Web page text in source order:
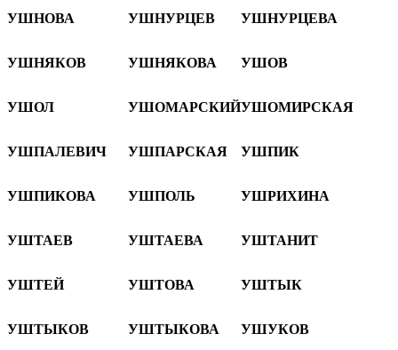
УШНОВА УШНУРЦЕВ УШНУРЦЕВА
УШНЯКОВ УШНЯКОВА УШОВ
УШОЛ УШОМАРСКИЙУШОМИРСКАЯ
УШПАЛЕВИЧ УШПАРСКАЯ УШПИК
УШПИКОВА УШПОЛЬ УШРИХИНА
УШТАЕВ УШТАЕВА УШТАНИТ
УШТЕЙ УШТОВА УШТЫК
УШТЫКОВ УШТЫКОВА УШУКОВ